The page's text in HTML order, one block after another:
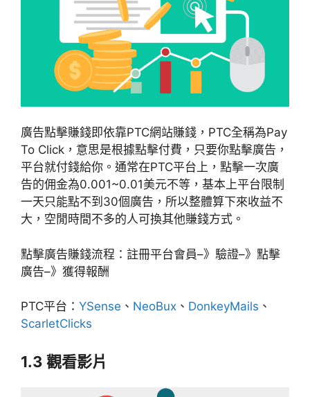
廣告點擊賺錢即依靠PTC網站賺錢，PTC全稱為Pay
To Click，意思是根據點擊付費，只要你點擊廣告，
平台就付錢給你。通常在PTC平台上，點擊一次廣
告的佣金為0.001~0.01美元不等，基本上平台限制
一天只能點不到30個廣告，所以整體算下來收益不
大，空閒時間不多的人可換其他賺錢方式。
點擊廣告賺錢流程：註冊平台會員–》驗證–》點擊
廣告–》獲得報酬
PTC平台： YSense 、 NeoBux 、 DonkeyMails 、
ScarletClicks
1.3 觀看影片